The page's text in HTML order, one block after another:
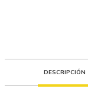
DESCRIPCIÓN